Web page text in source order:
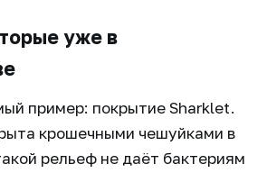
уже в
пример: покрытие Sharklet.
крошечными чешуйками в
рельеф не даёт бактериям